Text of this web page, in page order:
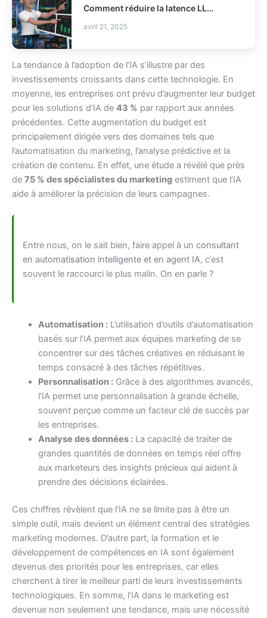
Comment réduire la latence LLM et les coûts en production ?
avril 21, 2025
La tendance à l’adoption de l’IA s’illustre par des
investissements croissants dans cette technologie. En
moyenne, les entreprises ont prévu d’augmenter leur budget
pour les solutions d’IA de 43 % par rapport aux années
précédentes. Cette augmentation du budget est
principalement dirigée vers des domaines tels que
l’automatisation du marketing, l’analyse prédictive et la
création de contenu. En effet, une étude a révélé que près
de 75 % des spécialistes du marketing estiment que l’IA
aide à améliorer la précision de leurs campagnes.
Entre nous, on le sait bien, faire appel à un consultant
en automatisation intelligente et en agent IA, c’est
souvent le raccourci le plus malin. On en parle ?
Automatisation :L’utilisation d’outils d’automatisation
basés sur l’IA permet aux équipes marketing de se
concentrer sur des tâches créatives en réduisant le
temps consacré à des tâches répétitives.
Personnalisation :Grâce à des algorithmes avancés,
l’IA permet une personnalisation à grande échelle,
souvent perçue comme un facteur clé de succès par
les entreprises.
Analyse des données :La capacité de traiter de
grandes quantités de données en temps réel offre
aux marketeurs des insights précieux qui aident à
prendre des décisions éclairées.
Ces chiffres révèlent que l’IA ne se limite pas à être un
simple outil, mais devient un élément central des stratégies
marketing modernes. D’autre part, la formation et le
développement de compétences en IA sont également
devenus des priorités pour les entreprises, car elles
cherchent à tirer le meilleur parti de leurs investissements
technologiques. En somme, l’IA dans le marketing est
devenue non seulement une tendance, mais une nécessité